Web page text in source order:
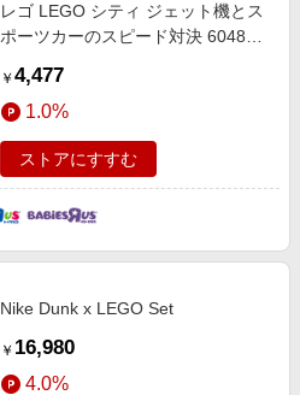
レゴ LEGO シティ ジェット機とス
ポーツカーのスピード対決 60489
ェット 誕生日 プレゼント ブロック
6歳 7歳 8歳 車
￥ 4,477
1.0%
ストアにすすむ
Nike Dunk x LEGO Set
￥ 16,980
4.0%